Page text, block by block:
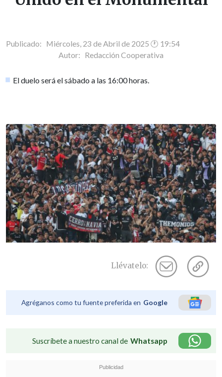
Publicado: Miércoles, 23 de Abril de 2025 🕐 19:54
Autor: Redacción Cooperativa
El duelo será el sábado a las 16:00 horas.
Llévatelo:
Agréganos como tu fuente preferida en Google
Suscríbete a nuestro canal de Whatsapp